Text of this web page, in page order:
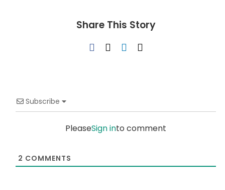
Share This Story
Facebook
X LinkedIn
Email
Subscribe
PleaseSign into comment
2 COMMENTS